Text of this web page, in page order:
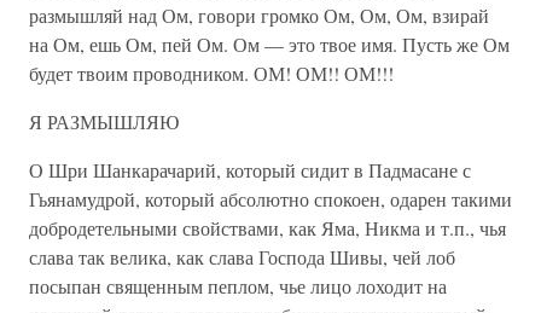
размышляй над Ом, говори громко Ом, Ом, Ом, взирай
на Ом, ешь Ом, пей Ом. Ом — это твое имя. Пусть же Ом
будет твоим проводником. ОМ! ОМ!! ОМ!!!
Я РАЗМЫШЛЯЮ
О Шри Шанкарачарий, который сидит в Падмасане с
Гьянамудрой, который абсолютно спокоен, одарен такими
добродетельными свойствами, как Яма, Никма и т.п., чья
слава так велика, как слава Господа Шивы, чей лоб
посыпан священным пеплом, чье лицо лоходит на